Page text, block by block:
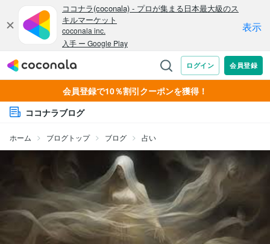
会員登録で10％割引クーポンを獲得！
ココナラブログ
ホーム ブログトップ ブログ 占い